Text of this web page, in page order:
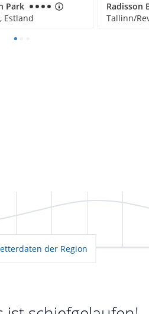
Park
Estland
Tallinn/
der Region